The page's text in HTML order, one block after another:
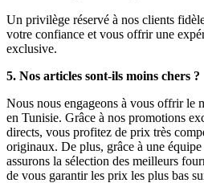
Un privilège réservé à nos clients
votre confiance et vous offrir une
exclusive.
5. Nos articles sont-ils moins chers ?
Nous nous engageons à vous offrir le
en Tunisie. Grâce à nos promotions
directs, vous profitez de prix très
originaux. De plus, grâce à une équipe
assurons la sélection des meilleurs
de vous garantir les prix les plus bas